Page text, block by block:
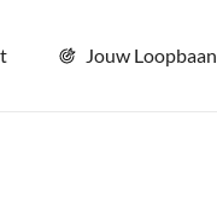
Jouw Loopbaan